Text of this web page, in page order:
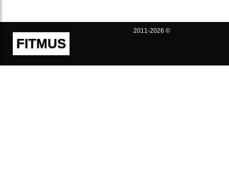
FITMUS
2011-2026 ©